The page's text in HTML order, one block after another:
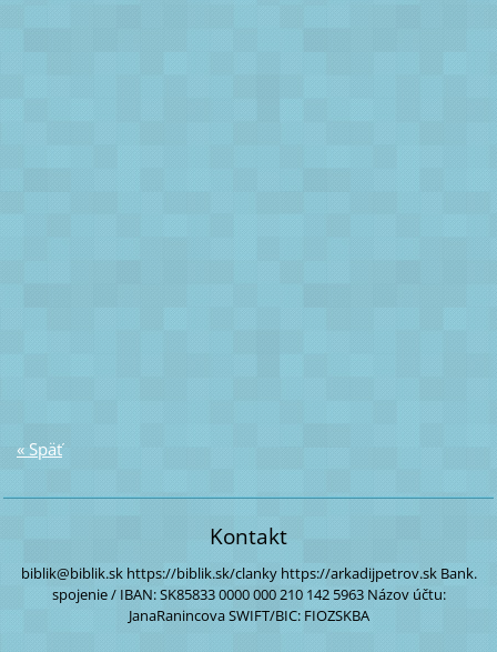
« Späť
Kontakt
biblik@biblik.skhttps://biblik.sk/clankyhttps://arkadijpetrov.skBank.
spojenie / IBAN:SK85833 0000000 210 142 5963Názov účtu:
JanaRanincovaSWIFT/BIC: FIOZSKBA